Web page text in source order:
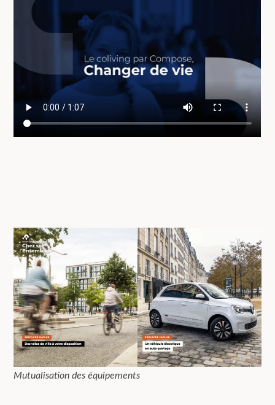
Mutualisation des équipements